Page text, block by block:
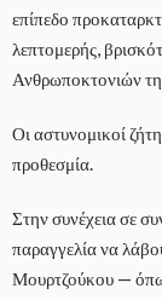
επίπεδο
λεπτομερής,
Ανθρωποκτονιών
Οι αστυνομικοί
προθεσμία.
Στην συνέχεια σε
παραγγελία να
Μουρτζούκου —